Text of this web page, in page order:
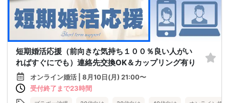
短期婚活応援（前向きな気持ち１００％良い人がい
ればすぐにでも）連絡先交換OK＆カップリング有り
オンライン婚活 | 8月10日(月) 21:00〜
受付終了まで23時間